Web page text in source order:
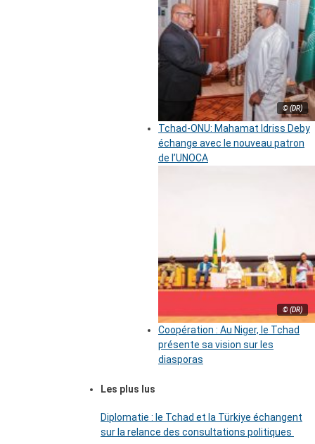
© (DR)
Tchad-ONU: Mahamat Idriss Deby
échange avec le nouveau patron
de l’UNOCA
© (DR)
Coopération : Au Niger, le Tchad
présente sa vision sur les
diasporas
Les plus lus
Diplomatie : le Tchad et la Türkiye échangent
sur la relance des consultations politiques